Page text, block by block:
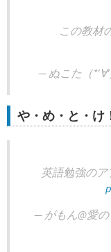
この教材
— ぬこた（*'∀'
や・め・と・け
英語勉強の
— がもん@愛